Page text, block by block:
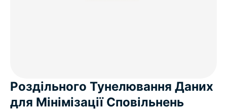
Роздільного Тунелювання Даних
для Мінімізації Сповільнень